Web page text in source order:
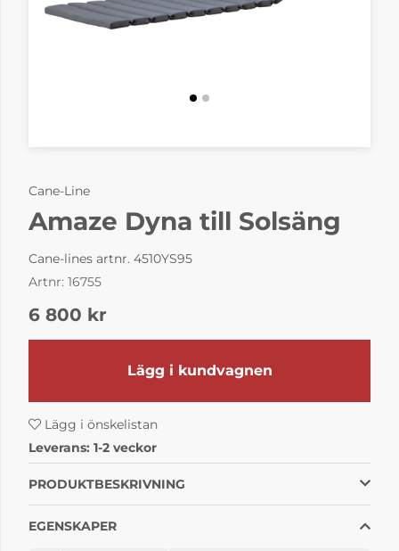
Cane-Line
Amaze Dyna till Solsäng
Cane-lines artnr. 4510YS95
Artnr: 16755
6 800 kr
Lägg i kundvagnen
Lägg i önskelistan
Leverans: 1-2 veckor
PRODUKTBESKRIVNING
EGENSKAPER